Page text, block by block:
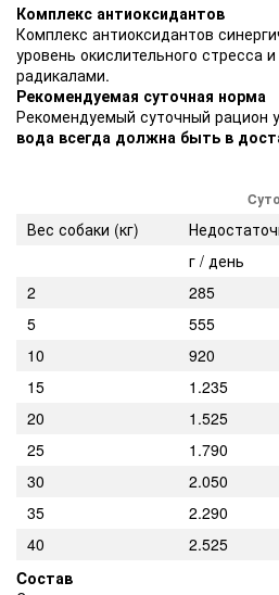
Комплекс антиоксидантов
Комплекс антиоксидантов
уровень окислительного стресса
радикалами.
Рекомендуемая суточная норма
Рекомендуемый суточный рацион
вода всегда должна быть в
C
Вес собаки (кг)
г / день
2
285
5
555
10
920
15
1.235
20
1.525
25
1.790
30
2.050
35
2.290
40
2.525
Cостав